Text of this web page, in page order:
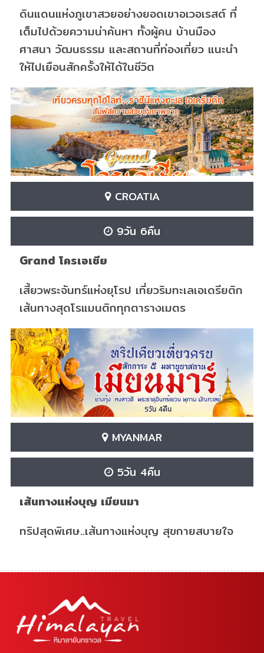
ดินแดนแห่งภูเขาสวยอย่างยอดเขาอเวอเรสต์ ที่
เต็มไปด้วยความน่าค้นหา ทั้งผู้คน บ้านมือง
ศาสนา วัฒนธรรม และสถานที่ท่องเที่ยว แนะนำ
ให้ไปเยือนสักครั้งให้ได้ในชีวิต
CROATIA
9วัน 6คืน
Grand โครเอเชีย
เสี้ยวพระจันทร์แห่งยุโรป เที่ยวริมทะเลเอเดรียติก
เส้นทางสุดโรแมนติกทุกตารางเมตร
MYANMAR
5วัน 4คืน
เส้นทางแห่งบุญ เมียนมา
ทริปสุดพิเศษ..เส้นทางแห่งบุญ สุขกายสบายใจ